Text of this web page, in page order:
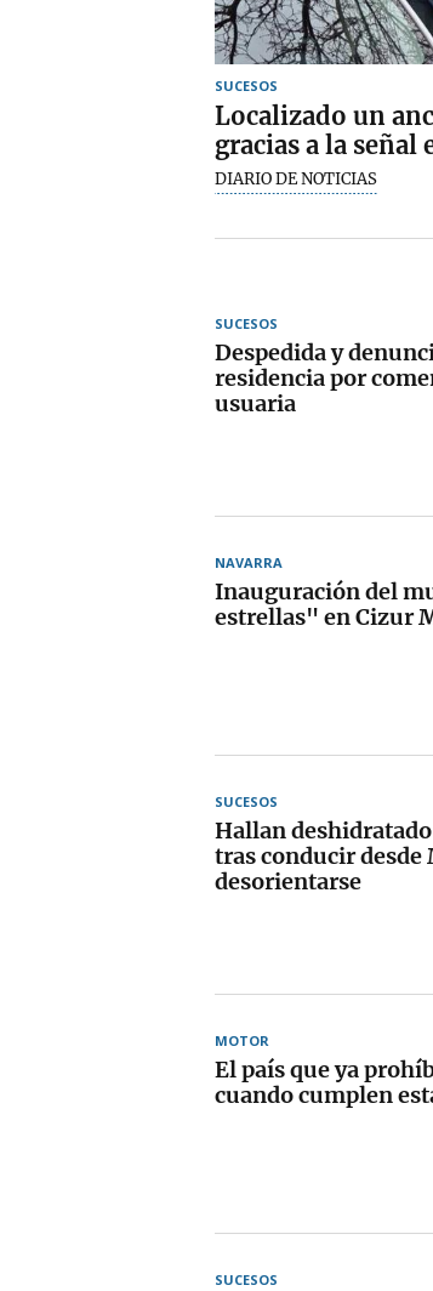
SUCESOS
Localizado un
gracias a la
DIARIO DE NOTICIAS
SUCESOS
Despedida y
residencia por
usuaria
NAVARRA
Inauguración del
estrellas" en Cizur
SUCESOS
Hallan
tras conducir desde
desorientarse
MOTOR
El país que ya
cuando cumplen
SUCESOS